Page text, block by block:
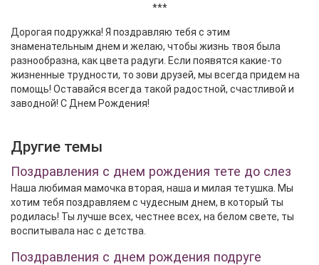
***
Дорогая подружка! Я поздравляю тебя с этим
знаменательным днем и желаю, чтобы жизнь твоя была
разнообразна, как цвета радуги. Если появятся какие-то
жизненные трудности, то зови друзей, мы всегда придем на
помощь! Оставайся всегда такой радостной, счастливой и
заводной! С Днем Рождения!
Другие темы
Поздравления с днем рождения тете до слез
Наша любимая мамочка вторая, наша и милая тетушка. Мы
хотим тебя поздравляем с чудесным днем, в который ты
родилась! Ты лучше всех, честнее всех, на белом свете, ты
воспитывала нас с детства.
Поздравления с днем рождения подруге